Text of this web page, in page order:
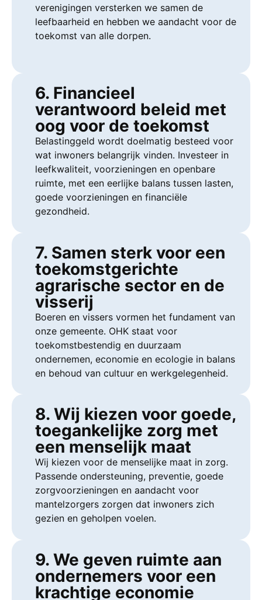
verenigingen versterken we samen de
leefbaarheid en hebben we aandacht voor de
toekomst van alle dorpen.
6. Financieel
verantwoord beleid met
oog voor de toekomst
Belastinggeld wordt doelmatig besteed voor
wat inwoners belangrijk vinden. Investeer in
leefkwaliteit, voorzieningen en openbare
ruimte, met een eerlijke balans tussen lasten,
goede voorzieningen en financiële
gezondheid.
7. Samen sterk voor een
toekomstgerichte
agrarische sector en de
visserij
Boeren en vissers vormen het fundament van
onze gemeente. OHK staat voor
toekomstbestendig en duurzaam
ondernemen, economie en ecologie in balans
en behoud van cultuur en werkgelegenheid.
8. Wij kiezen voor goede,
toegankelijke zorg met
een menselijk maat
Wij kiezen voor de menselijke maat in zorg.
Passende ondersteuning, preventie, goede
zorgvoorzieningen en aandacht voor
mantelzorgers zorgen dat inwoners zich
gezien en geholpen voelen.
9. We geven ruimte aan
ondernemers voor een
krachtige economie